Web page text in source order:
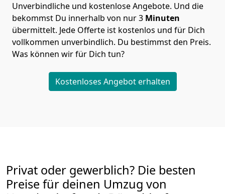
Unverbindliche und kostenlose Angebote. Und die
bekommst Du innerhalb von nur3 Minuten
übermittelt. Jede Offerte ist kostenlos und für Dich
vollkommen unverbindlich. Du bestimmst den Preis.
Was können wir für Dich tun?
Kostenloses Angebot erhalten
Privat oder gewerblich? Die besten
Preise für deinen Umzug von